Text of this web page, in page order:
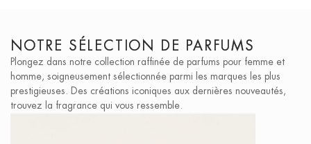
NOTRE SÉLECTION DE PARFUMS
Plongez dans notre collection raffinée de parfums pour femme et
homme, soigneusement sélectionnée parmi les marques les plus
prestigieuses. Des créations iconiques aux dernières nouveautés,
trouvez la fragrance qui vous ressemble.